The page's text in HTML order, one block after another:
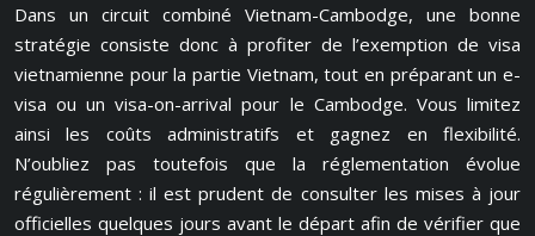
Dans un circuit combiné Vietnam-Cambodge, une bonne
stratégie consiste donc à profiter de l’exemption de visa
vietnamienne pour la partie Vietnam, tout en préparant un e-
visa ou un visa-on-arrival pour le Cambodge. Vous limitez
ainsi les coûts administratifs et gagnez en flexibilité.
N’oubliez pas toutefois que la réglementation évolue
régulièrement : il est prudent de consulter les mises à jour
officielles quelques jours avant le départ afin de vérifier que